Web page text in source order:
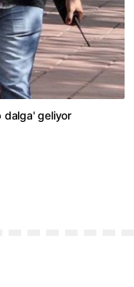
dalga' geliyor